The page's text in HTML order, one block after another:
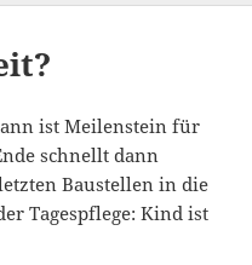
ist Meilenstein für
schnellt dann
Baustellen in die
Tagespflege: Kind ist